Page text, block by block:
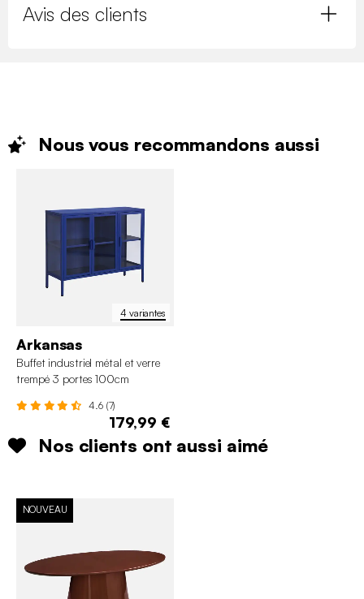
Avis des clients
Nous vous recommandons aussi
4 variantes
Arkansas
Buffet industriel métal et verre
trempé 3 portes 100cm
4.6 (7)
179,99 €
Nos clients ont aussi aimé
NOUVEAU